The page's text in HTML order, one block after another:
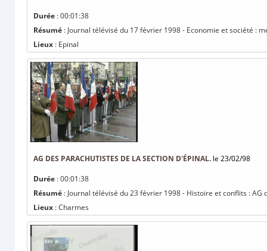
Durée : 00:01:38
Résumé : Journal télévisé du 17 février 1998 - Economie et société :
Lieux : Epinal
AG DES PARACHUTISTES DE LA SECTION D'ÉPINAL. le 23/02/98
Durée : 00:01:38
Résumé : Journal télévisé du 23 février 1998 - Histoire et conflits :
Lieux : Charmes